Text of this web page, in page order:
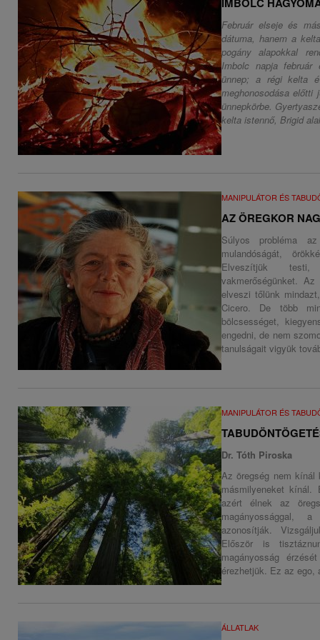
Február elseje és
dátuma, hanem a
pogány alapokkal
Imbolc napja
ünnep; a régi kelta
meghonosodása
ünnepkörbe.
kelta istennő, Brigid
MANIPULÁTOR ÉS
AZ ÖREGKOR
Súlyos probléma
mulandóságát,
Elveszítjük testi,
vakmerőségünket.
elveszi tőlünk
Cicero. De több
bölcsességet,
engedni, de nem
tanulságait vigyük
MANIPULÁTOR ÉS
Dr. Tóth Piroska
Az öregség nem kínál
másmilyeneket kínál.
azért élnek az
magányossággal,
azonosítják.
Először is
magányosság
érezhetjük. Ez az ego,
ÁLLATLAK